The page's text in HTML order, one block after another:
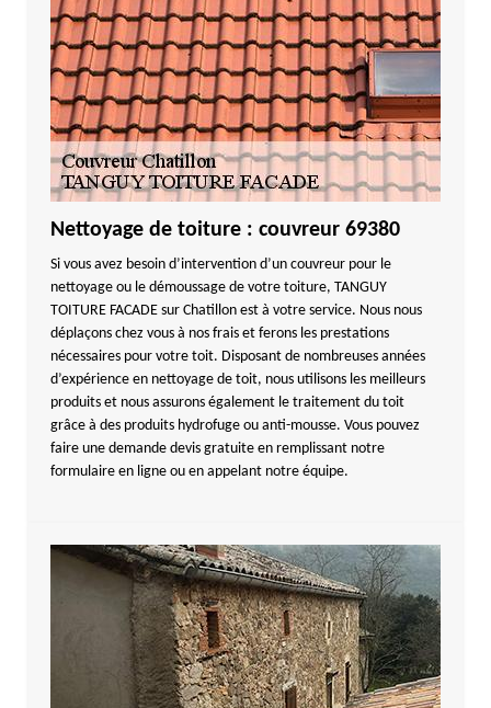
Nettoyage de toiture : couvreur 69380
Si vous avez besoin d’intervention d’un couvreur pour le
nettoyage ou le démoussage de votre toiture, TANGUY
TOITURE FACADE sur Chatillon est à votre service. Nous nous
déplaçons chez vous à nos frais et ferons les prestations
nécessaires pour votre toit. Disposant de nombreuses années
d’expérience en nettoyage de toit, nous utilisons les meilleurs
produits et nous assurons également le traitement du toit
grâce à des produits hydrofuge ou anti-mousse. Vous pouvez
faire une demande devis gratuite en remplissant notre
formulaire en ligne ou en appelant notre équipe.